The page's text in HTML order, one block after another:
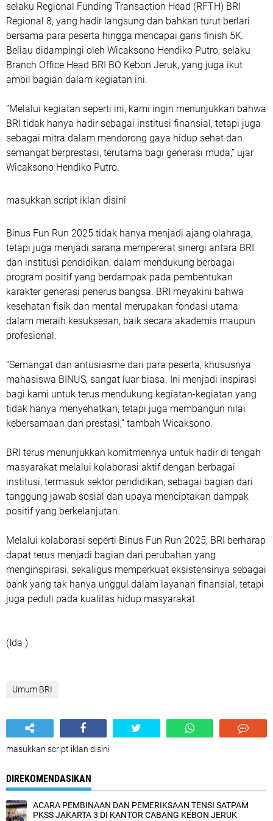
selaku Regional Funding Transaction Head (RFTH) BRI
Regional 8, yang hadir langsung dan bahkan turut berlari
bersama para peserta hingga mencapai garis finish 5K.
Beliau didampingi oleh Wicaksono Hendiko Putro, selaku
Branch Office Head BRI BO Kebon Jeruk, yang juga ikut
ambil bagian dalam kegiatan ini.
“Melalui kegiatan seperti ini, kami ingin menunjukkan bahwa
BRI tidak hanya hadir sebagai institusi finansial, tetapi juga
sebagai mitra dalam mendorong gaya hidup sehat dan
semangat berprestasi, terutama bagi generasi muda,” ujar
Wicaksono Hendiko Putro.
masukkan script iklan disini
Binus Fun Run 2025 tidak hanya menjadi ajang olahraga,
tetapi juga menjadi sarana mempererat sinergi antara BRI
dan institusi pendidikan, dalam mendukung berbagai
program positif yang berdampak pada pembentukan
karakter generasi penerus bangsa. BRI meyakini bahwa
kesehatan fisik dan mental merupakan fondasi utama
dalam meraih kesuksesan, baik secara akademis maupun
profesional.
“Semangat dan antusiasme dari para peserta, khususnya
mahasiswa BINUS, sangat luar biasa. Ini menjadi inspirasi
bagi kami untuk terus mendukung kegiatan-kegiatan yang
tidak hanya menyehatkan, tetapi juga membangun nilai
kebersamaan dan prestasi,” tambah Wicaksono.
BRI terus menunjukkan komitmennya untuk hadir di tengah
masyarakat melalui kolaborasi aktif dengan berbagai
institusi, termasuk sektor pendidikan, sebagai bagian dari
tanggung jawab sosial dan upaya menciptakan dampak
positif yang berkelanjutan.
Melalui kolaborasi seperti Binus Fun Run 2025, BRI berharap
dapat terus menjadi bagian dari perubahan yang
menginspirasi, sekaligus memperkuat eksistensinya sebagai
bank yang tak hanya unggul dalam layanan finansial, tetapi
juga peduli pada kualitas hidup masyarakat.
(Ida )
Umum BRI
masukkan script iklan disini
DIREKOMENDASIKAN
ACARA PEMBINAAN DAN PEMERIKSAAN TENSI SATPAM
PKSS JAKARTA 3 DI KANTOR CABANG KEBON JERUK